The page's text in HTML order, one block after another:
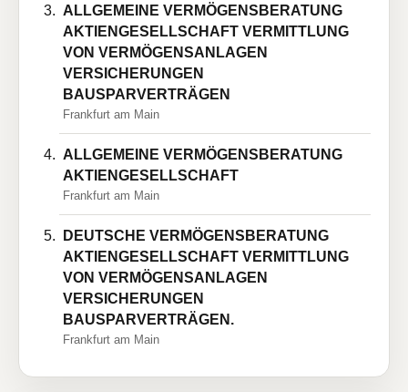
ALLGEMEINE VERMÖGENSBERATUNG
AKTIENGESELLSCHAFT VERMITTLUNG
VON VERMÖGENSANLAGEN
VERSICHERUNGEN
BAUSPARVERTRÄGEN
Frankfurt am Main
ALLGEMEINE VERMÖGENSBERATUNG
AKTIENGESELLSCHAFT
Frankfurt am Main
DEUTSCHE VERMÖGENSBERATUNG
AKTIENGESELLSCHAFT VERMITTLUNG
VON VERMÖGENSANLAGEN
VERSICHERUNGEN
BAUSPARVERTRÄGEN.
Frankfurt am Main